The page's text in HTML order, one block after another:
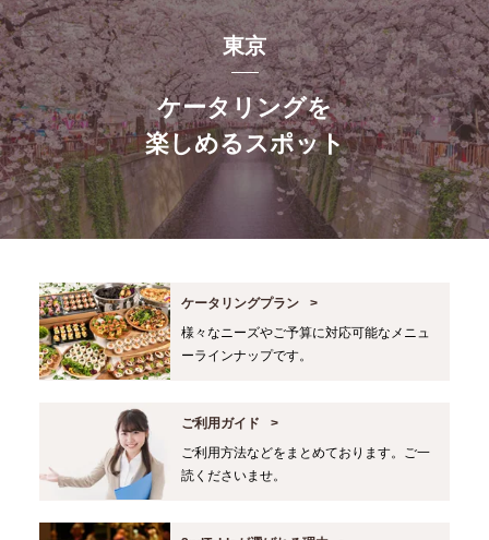
東京
ケータリングを
楽しめるスポット
ケータリングプラン
様々なニーズやご予算に対応可能なメニュ
ーラインナップです。
ご利用ガイド
ご利用方法などをまとめております。ご一
読くださいませ。